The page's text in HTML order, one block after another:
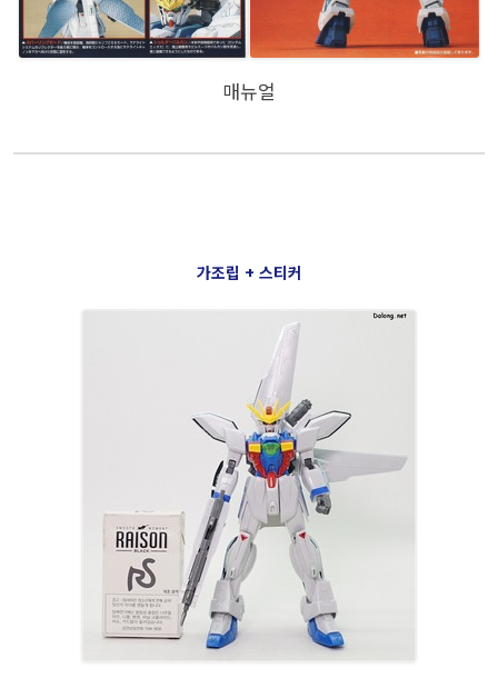
매뉴얼
가조립 + 스티커